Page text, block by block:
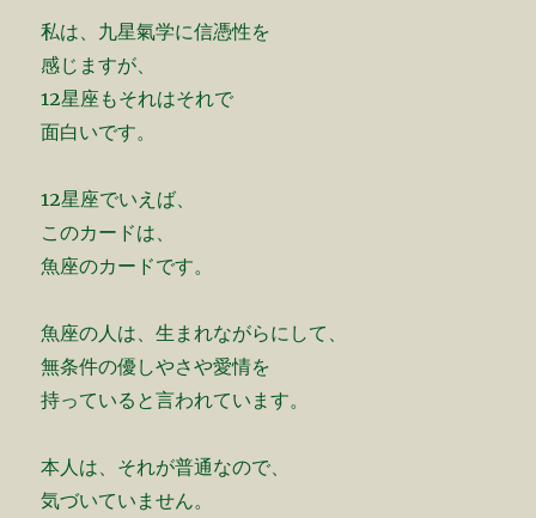
私は、九星氣学に信憑性を
感じますが、
12星座もそれはそれで
面白いです。
12星座でいえば、
このカードは、
魚座のカードです。
魚座の人は、生まれながらにして、
無条件の優しやさや愛情を
持っていると言われています。
本人は、それが普通なので、
気づいていません。